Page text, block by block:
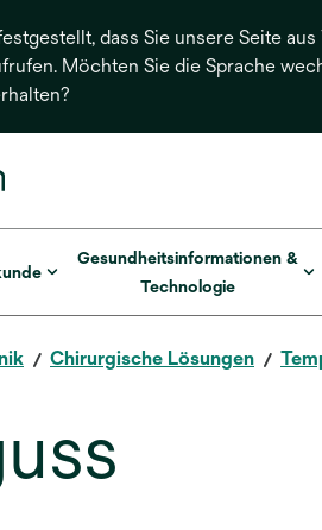
dass Sie unsere Seite
Möchten Sie die Sprache
Gesundheitsinformationen &
Technologie
Chirurgische Lösungen